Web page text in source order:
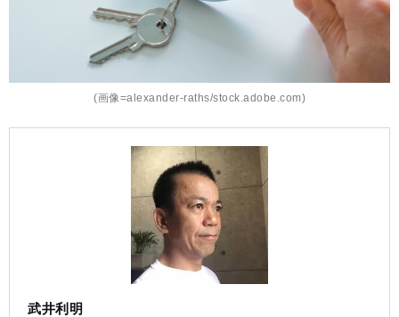
(画像=alexander-raths/stock.adobe.com)
武井利明